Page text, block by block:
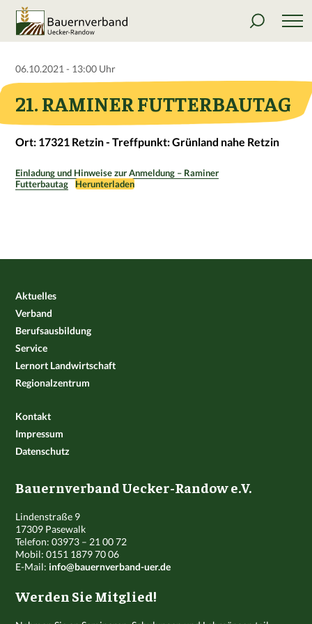
06.10.2021 - 13:00 Uhr
21. RAMINER FUTTERBAUTAG
Ort: 17321 Retzin - Treffpunkt: Grünland nahe Retzin
Einladung und Hinweise zur Anmeldung – Raminer
Futterbautag
Herunterladen
Aktuelles
Verband
Berufsausbildung
Service
Lernort Landwirtschaft
Regionalzentrum
Kontakt
Impressum
Datenschutz
Bauernverband Uecker-Randow e.V.
Lindenstraße 9
17309 Pasewalk
Telefon: 03973 – 21 00 72
Mobil: 0151 1879 70 06
E-Mail:info@bauernverband-uer.de
Werden Sie Mitglied!